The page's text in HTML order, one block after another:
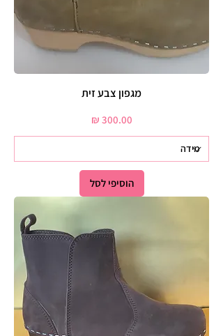
מגפון צבע זית
מחיר
הוסיפי לסל